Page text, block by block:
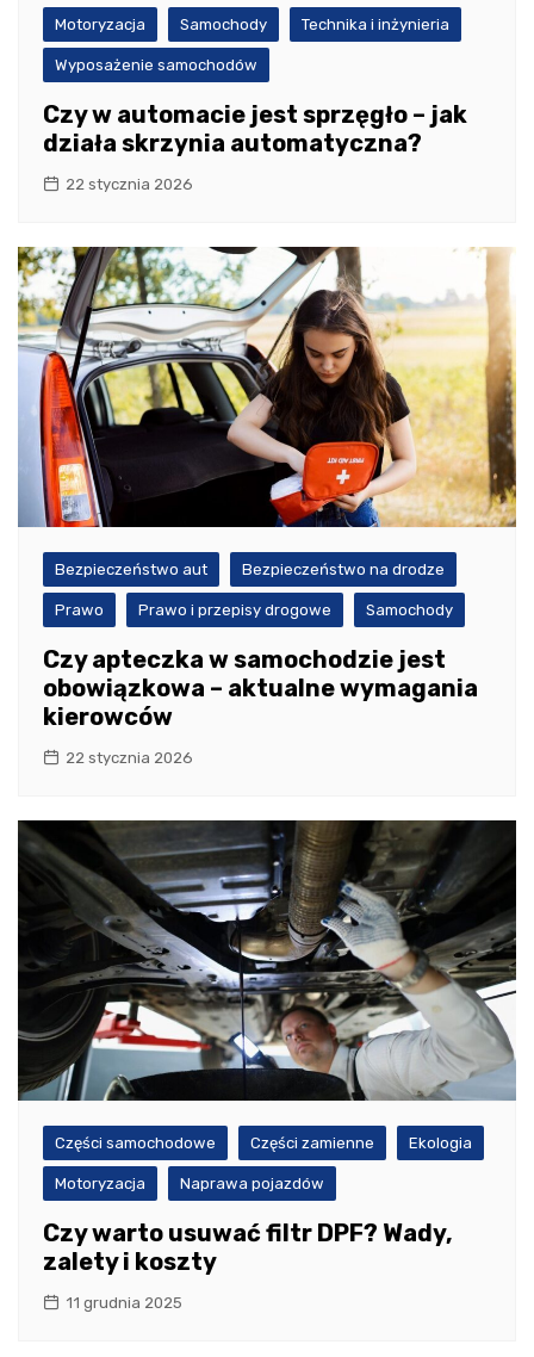
Motoryzacja Samochody Technika i inżynieria
Wyposażenie samochodów
Czy w automacie jest sprzęgło – jak
działa skrzynia automatyczna?
22 stycznia 2026
Bezpieczeństwo aut Bezpieczeństwo na drodze
Prawo Prawo i przepisy drogowe Samochody
Czy apteczka w samochodzie jest
obowiązkowa – aktualne wymagania
kierowców
22 stycznia 2026
Części samochodowe Części zamienne Ekologia
Motoryzacja Naprawa pojazdów
Czy warto usuwać filtr DPF? Wady,
zalety i koszty
11 grudnia 2025